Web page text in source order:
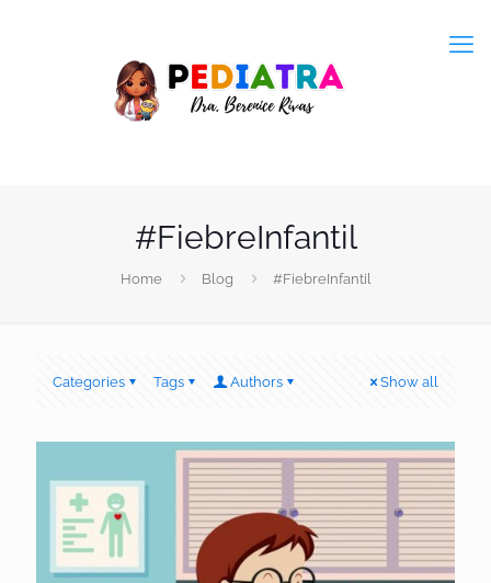
#FiebreInfantil
Home Blog #FiebreInfantil
Categories Tags Authors Show all